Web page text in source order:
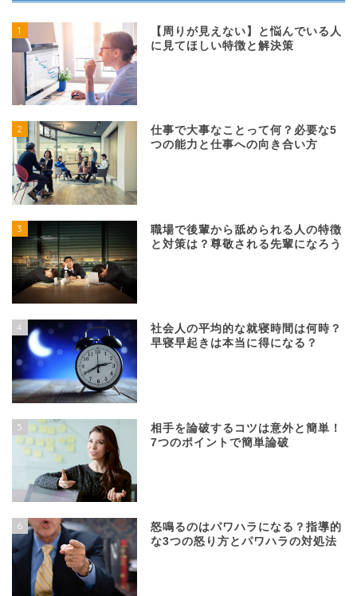
1
【周りが見えない】と悩んでいる人
に見てほしい特徴と解決策
2
仕事で大事なことって何？必要な5
つの能力と仕事への向き合い方
3
職場で後輩から舐められる人の特徴
と対策は？尊敬される先輩になろう
4
社会人の平均的な就寝時間は何時？
早寝早起きは本当に得になる？
5
相手を論破するコツは意外と簡単！
7つのポイントで簡単論破
6
怒鳴るのはパワハラになる？指導的
な3つの怒り方とパワハラの対処法